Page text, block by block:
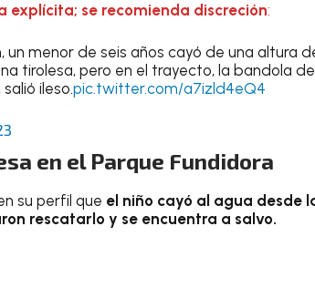
se recomienda discreción:
un menor de seis años cayó de una altura
tirolesa, pero en el trayecto, la bandola de
ileso.pic.twitter.com/a7izld4eQ4
en el Parque Fundidora
su perfil que el niño cayó al agua desde
rescatarlo y se encuentra a salvo.